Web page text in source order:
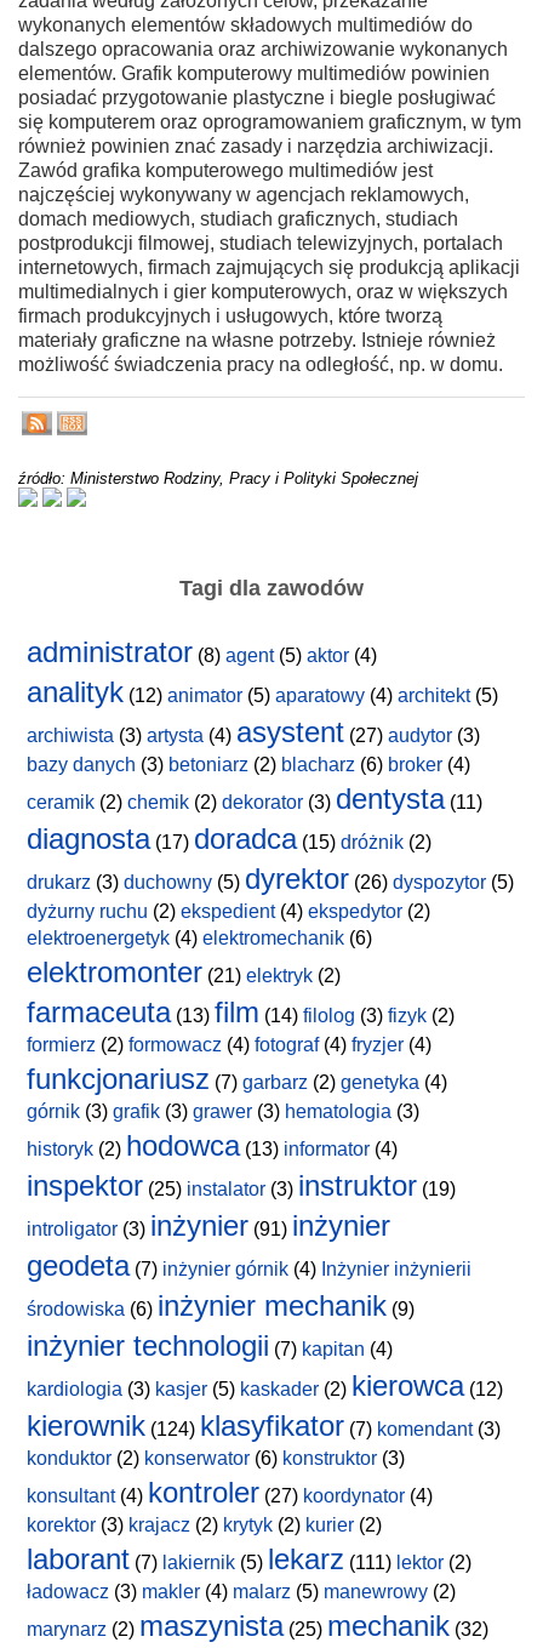
wykonanych elementów składowych multimediów do
dalszego opracowania oraz archiwizowanie wykonanych
elementów. Grafik komputerowy multimediów powinien
posiadać przygotowanie plastyczne i biegle posługiwać
się komputerem oraz oprogramowaniem graficznym, w tym
również powinien znać zasady i narzędzia archiwizacji.
Zawód grafika komputerowego multimediów jest
najczęściej wykonywany w agencjach reklamowych,
domach mediowych, studiach graficznych, studiach
postprodukcji filmowej, studiach telewizyjnych, portalach
internetowych, firmach zajmujących się produkcją aplikacji
multimedialnych i gier komputerowych, oraz w większych
firmach produkcyjnych i usługowych, które tworzą
materiały graficzne na własne potrzeby. Istnieje również
możliwość świadczenia pracy na odległość, np. w domu.
źródło: Ministerstwo Rodziny, Pracy i Polityki Społecznej
Tagi dla zawodów
administrator (8) agent(5) aktor (4)
analityk (12) animator (5) aparatowy (4) architekt(5)
archiwista (3) artysta (4) asystent (27) audytor (3)
bazy danych (3) betoniarz (2) blacharz (6) broker (4)
ceramik (2) chemik (2) dekorator (3) dentysta(11)
diagnosta(17) doradca(15) dróżnik (2)
drukarz (3) duchowny (5) dyrektor (26) dyspozytor (5)
dyżurny ruchu (2) ekspedient(4) ekspedytor (2)
elektroenergetyk (4) elektromechanik (6)
elektromonter (21) elektryk (2)
farmaceuta(13) film (14) filolog (3) fizyk (2)
formierz (2) formowacz (4) fotograf(4) fryzjer (4)
funkcjonariusz (7) garbarz (2) genetyka (4)
górnik (3) grafik (3) grawer (3) hematologia (3)
historyk (2) hodowca(13) informator (4)
inspektor (25) instalator (3) instruktor (19)
introligator (3) inżynier (91) inżynier
geodeta(7) inżynier górnik (4) Inżynier inżynierii
środowiska (6) inżynier mechanik (9)
inżynier technologii (7) kapitan (4)
kardiologia (3) kasjer (5) kaskader (2) kierowca(12)
kierownik (124) klasyfikator (7) komendant(3)
konduktor (2) konserwator (6) konstruktor (3)
konsultant(4) kontroler (27) koordynator (4)
korektor (3) krajacz (2) krytyk (2) kurier (2)
laborant (7) lakiernik (5) lekarz (111) lektor (2)
ładowacz (3) makler (4) malarz (5) manewrowy (2)
marynarz (2) maszynista(25) mechanik (32)